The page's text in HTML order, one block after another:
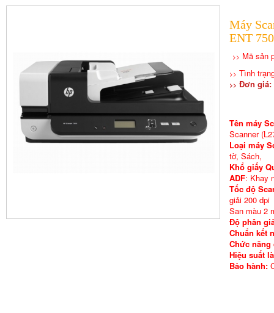
Máy
ENT
>> Mã sản
>> Tình
>> Đơn giá:
Tên máy
Scanner
Loại máy
tờ, Sách,
Khổ giấy
ADF: Khay
Tốc độ
giải 200 dpi
San màu 2
Độ phân
Chuẩn kết
Chức năng
Hiệu suất
Bảo hành: